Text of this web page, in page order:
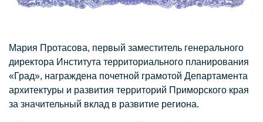
Мария Протасова, первый заместитель генерального
директора Института территориального планирования
«Град», награждена почетной грамотой Департамента
архитектуры и развития территорий Приморского края
за значительный вклад в развитие региона.